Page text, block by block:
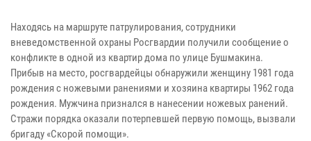
Находясь на маршруте патрулирования, сотрудники
вневедомственной охраны Росгвардии получили сообщение о
конфликте в одной из квартир дома по улице Бушмакина.
Прибыв на место, росгвардейцы обнаружили женщину 1981 года
рождения с ножевыми ранениями и хозяина квартиры 1962 года
рождения. Мужчина признался в нанесении ножевых ранений.
Стражи порядка оказали потерпевшей первую помощь, вызвали
бригаду «Скорой помощи».